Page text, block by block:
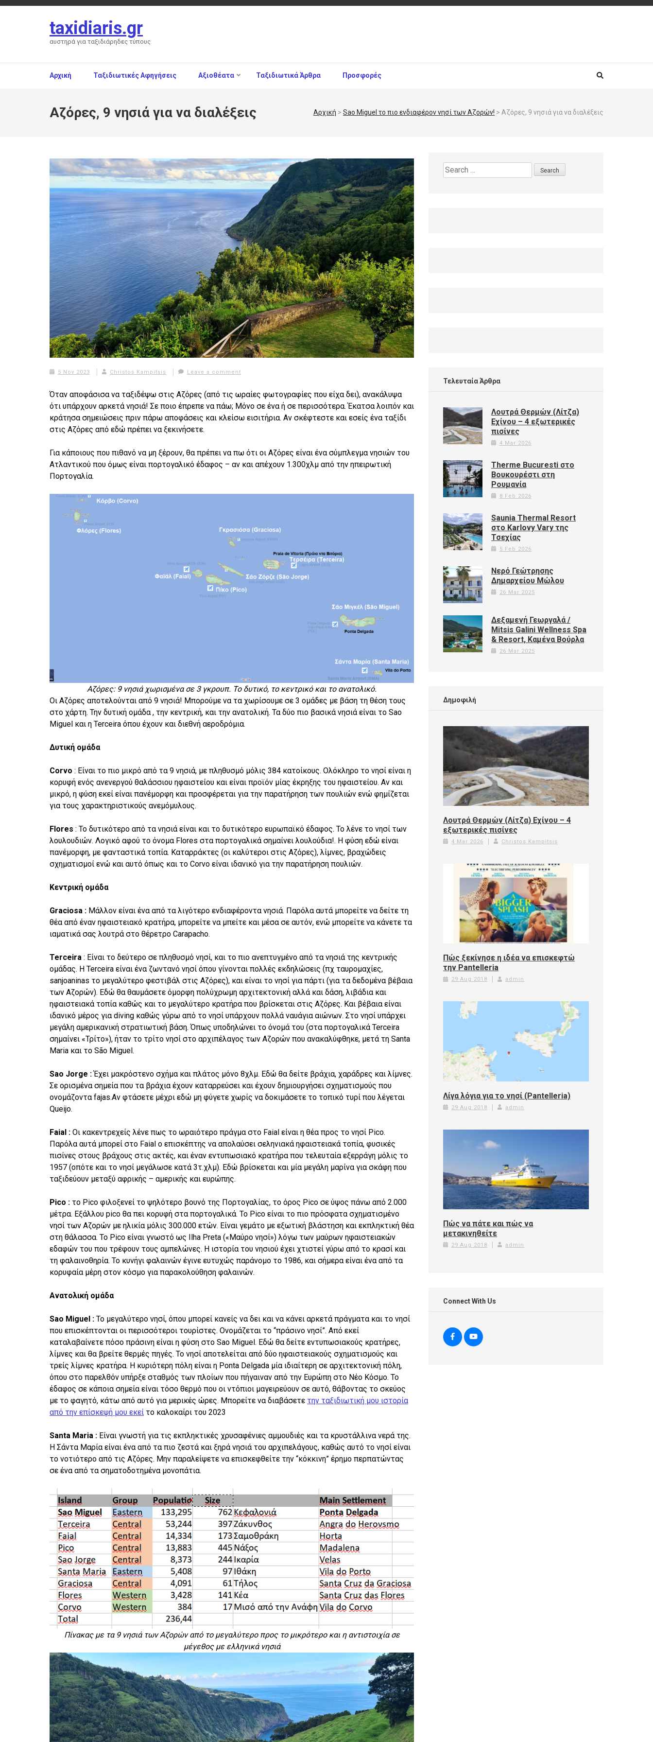
Skip
taxidiaris.gr
αυστηρά για ταξιδιάρηδες τύπους
Αρχική Ταξιδιωτικές Αφηγήσεις Αξιοθέατα Ταξιδιωτικά Άρθρα Προσφορές
Αζόρες, 9 νησιά για να διαλέξεις Αρχική > Sao Miguel το πιο ενδιαφέρον νησί των Αζορών! > Αζόρες, 9 νησιά για να διαλέξεις
5 Nov 2023 Christos Kampitsis Leave a comment
Όταν αποφάσισα να ταξιδέψω στις Αζόρες (από τις ωραίες φωτογραφίες που είχα δει), ανακάλυψα
ότι υπάρχουν αρκετά νησιά! Σε ποιο έπρεπε να πάω; Μόνο σε ένα ή σε περισσότερα. Έκατσα λοιπόν και
κράτησα σημειώσεις πριν πάρω αποφάσεις και κλείσω εισιτήρια. Αν σκέφτεστε και εσείς ένα ταξίδι
στις Αζόρες από εδώ πρέπει να ξεκινήσετε.
Για κάποιους που πιθανό να μη ξέρουν, θα πρέπει να πω ότι οι Αζόρες είναι ένα σύμπλεγμα νησιών του
Ατλαντικού που όμως είναι πορτογαλικό έδαφος – αν και απέχουν 1.300χλμ από την ηπειρωτική
Πορτογαλία.
Αζόρες: 9 νησιά χωρισμένα σε 3 γκρουπ. Το δυτικό, το κεντρικό και το ανατολικό.
Οι Αζόρες αποτελούνται από 9 νησιά! Μπορούμε να τα χωρίσουμε σε 3 ομάδες με βάση τη θέση τους
στο χάρτη. Την δυτική ομάδα , την κεντρική, και την ανατολική. Τα δύο πιο βασικά νησιά είναι το Sao
Miguel και η Terceira όπου έχουν και διεθνή αεροδρόμια.
Δυτική ομάδα
Corvo : Είναι το πιο μικρό από τα 9 νησιά, με πληθυσμό μόλις 384 κατοίκους. Ολόκληρο το νησί είναι η
κορυφή ενός ανενεργού θαλάσσιου ηφαιστείου και είναι προϊόν μίας έκρηξης του ηφαιστείου. Αν και
μικρό, η φύση εκεί είναι πανέμορφη και προσφέρεται για την παρατήρηση των πουλιών ενώ φημίζεται
για τους χαρακτηριστικούς ανεμόμυλους.
Flores : To δυτικότερο από τα νησιά είναι και το δυτικότερο ευρωπαϊκό έδαφος. Το λένε το νησί των
λουλουδιών. Λογικό αφού το όνομα Flores στα πορτογαλικά σημαίνει λουλούδια!. Η φύση εδώ είναι
πανέμορφη, με φανταστικά τοπία. Καταρράκτες (οι καλύτεροι στις Αζόρες), λίμνες, βραχώδεις
σχηματισμοί ενώ και αυτό όπως και το Corvo είναι ιδανικό για την παρατήρηση πουλιών.
Κεντρική ομάδα
Graciosa : Μάλλον είναι ένα από τα λιγότερο ενδιαφέροντα νησιά. Παρόλα αυτά μπορείτε να δείτε τη
θέα από έναν ηφαιστειακό κρατήρα, μπορείτε να μπείτε και μέσα σε αυτόν, ενώ μπορείτε να κάνετε τα
ιαματικά σας λουτρά στο θέρετρο Carapacho.
Terceira : Είναι το δεύτερο σε πληθυσμό νησί, και το πιο ανεπτυγμένο από τα νησιά της κεντρικής
ομάδας. Η Terceira είναι ένα ζωντανό νησί όπου γίνονται πολλές εκδηλώσεις (πχ ταυρομαχίες,
sanjoaninas το μεγαλύτερο φεστιβάλ στις Αζόρες), και είναι το νησί για πάρτι (για τα δεδομένα βέβαια
των Αζoρών). Εδώ θα θαυμάσετε όμορφη πολύχρωμη αρχιτεκτονική αλλά και δάση, λιβάδια και
ηφαιστειακά τοπία καθώς και το μεγαλύτερο κρατήρα που βρίσκεται στις Αζόρες. Και βέβαια είναι
ιδανικό μέρος για diving καθώς γύρω από το νησί υπάρχουν πολλά ναυάγια αιώνων. Στο νησί υπάρχει
μεγάλη αμερικανική στρατιωτική βάση. Όπως υποδηλώνει το όνομά του (στα πορτογαλικά Terceira
σημαίνει «Τρίτο»), ήταν το τρίτο νησί στο αρχιπέλαγος των Αζορών που ανακαλύφθηκε, μετά τη Santa
Maria και το São Miguel.
Sao Jorge :Έχει μακρόστενο σχήμα και πλάτος μόνο 8χλμ. Εδώ θα δείτε βράχια, χαράδρες και λίμνες.
Σε ορισμένα σημεία που τα βράχια έχουν καταρρεύσει και έχουν δημιουργήσει σχηματισμούς που
ονομάζοντα fajas.Αν φτάσετε μέχρι εδώ μη φύγετε χωρίς να δοκιμάσετε το τοπικό τυρί που λέγεται
Queijo.
Faial : Οι κακεντρεχείς λένε πως το ωραιότερο πράγμα στο Faial είναι η θέα προς το νησί Pico.
Παρόλα αυτά μπορεί στο Faial ο επισκέπτης να απολαύσει σεληνιακά ηφαιστειακά τοπία, φυσικές
πισίνες στους βράχους στις ακτές, και έναν εντυπωσιακό κρατήρα που τελευταία εξερράγη μόλις το
1957 (οπότε και το νησί μεγάλωσε κατά 3τ.χλμ). Εδώ βρίσκεται και μία μεγάλη μαρίνα για σκάφη που
ταξιδεύουν μεταξύ αφρικής – αμερικής και ευρώπης.
Pico : το Pico φιλοξενεί το ψηλότερο βουνό της Πορτογαλίας, το όρος Pico σε ύψος πάνω από 2.000
μέτρα. Εξάλλου pico θα πει κορυφή στα πορτογαλικά. Το Pico είναι το πιο πρόσφατα σχηματισμένο
νησί των Αζορών με ηλικία μόλις 300.000 ετών. Είναι γεμάτο με εξωτική βλάστηση και εκπληκτική θέα
στη θάλασσα. Το Pico είναι γνωστό ως Ilha Preta («Μαύρο νησί») λόγω των μαύρων ηφαιστειακών
εδαφών του που τρέφουν τους αμπελώνες. Η ιστορία του νησιού έχει χτιστεί γύρω από το κρασί και
τη φαλαινοθηρία. Το κυνήγι φαλαινών έγινε ευτυχώς παράνομο το 1986, και σήμερα είναι ένα από τα
κορυφαία μέρη στον κόσμο για παρακολούθηση φαλαινών.
Ανατολική ομάδα
Sao Miguel : Το μεγαλύτερο νησί, όπου μπορεί κανείς να δει και να κάνει αρκετά πράγματα και το νησί
που επισκέπτονται οι περισσότεροι τουρίστες. Ονομάζεται το “πράσινο νησί”. Από εκεί
καταλαβαίνετε πόσο πράσινη είναι η φύση στο Sao Miguel. Εδώ θα δείτε εντυπωσιακούς κρατήρες,
λίμνες και θα βρείτε θερμές πηγές. Το νησί αποτελείται από δύο ηφαιστειακούς σχηματισμούς και
τρείς λίμνες κρατήρα. Η κυριότερη πόλη είναι η Ponta Delgada μία ιδιαίτερη σε αρχιτεκτονική πόλη,
όπου στο παρελθόν υπήρξε σταθμός των πλοίων που πήγαιναν από την Ευρώπη στο Νέο Κόσμο. Το
έδαφος σε κάποια σημεία είναι τόσο θερμό που οι ντόπιοι μαγειρεύουν σε αυτό, θάβοντας το σκεύος
με το φαγητό, κάτω από αυτό για μερικές ώρες. Μπορείτε να διαβάσετε την ταξιδιωτική μου ιστορία
από την επίσκεψή μου εκεί το καλοκαίρι του 2023
Santa Maria : Eίναι γνωστή για τις εκπληκτικές χρυσαφένιες αμμουδιές και τα κρυστάλλινα νερά της.
Η Σάντα Μαρία είναι ένα από τα πιο ζεστά και ξηρά νησιά του αρχιπελάγους, καθώς αυτό το νησί είναι
το νοτιότερο από τις Αζόρες. Μην παραλείψετε να επισκεφθείτε την “κόκκινη” έρημο περπατώντας
σε ένα από τα σηματοδοτημένα μονοπάτια.
Πίνακας με τα 9 νησιά των Αζορών από το μεγαλύτερο προς το μικρότερο και η αντιστοιχία σε
μέγεθος με ελληνικά νησιά
Search
for:
Τελευταία Άρθρα
Λουτρά Θερμών (Λίτζα)
Εχίνου – 4 εξωτερικές
πισίνες
4 Mar 2026
Therme Bucuresti στο
Βουκουρέστι στη
Ρουμανία
8 Feb 2026
Saunia Thermal Resort
στο Karlovy Vary της
Τσεχίας
5 Feb 2026
Νερό Γεώτρησης
Δημαρχείου Μώλου
26 Mar 2025
Δεξαμενή Γεωργαλά /
Mitsis Galini Wellness Spa
& Resort, Καμένα Βούρλα
26 Mar 2025
Δημοφιλή
Λουτρά Θερμών (Λίτζα) Εχίνου – 4
εξωτερικές πισίνες
4 Mar 2026 Christos Kampitsis
Πώς ξεκίνησε η ιδέα να επισκεφτώ
την Pantelleria
29 Aug 2018 admin
Λίγα λόγια για το νησί (Pantelleria)
29 Aug 2018 admin
Πώς να πάτε και πώς να
μετακινηθείτε
29 Aug 2018 admin
Connect With Us